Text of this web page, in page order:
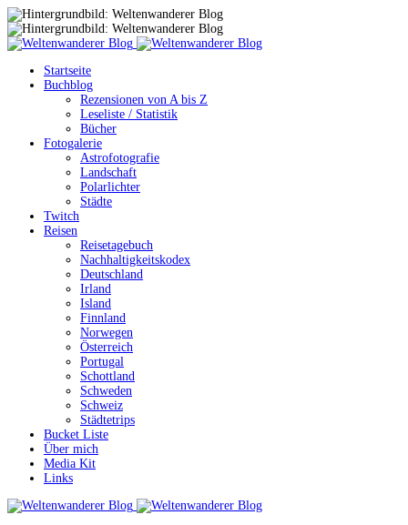
Startseite
Buchblog
Rezensionen von A bis Z
Leseliste / Statistik
Bücher
Fotogalerie
Astrofotografie
Landschaft
Polarlichter
Städte
Twitch
Reisen
Reisetagebuch
Nachhaltigkeitskodex
Deutschland
Irland
Island
Finnland
Norwegen
Österreich
Portugal
Schottland
Schweden
Schweiz
Städtetrips
Bucket Liste
Über mich
Media Kit
Links